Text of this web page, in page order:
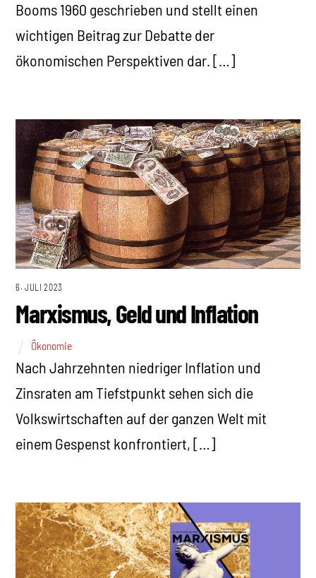
Booms 1960 geschrieben und stellt einen
wichtigen Beitrag zur Debatte der
ökonomischen Perspektiven dar. […]
6. JULI 2023
Marxismus, Geld und Inflation
Ökonomie
Nach Jahrzehnten niedriger Inflation und
Zinsraten am Tiefstpunkt sehen sich die
Volkswirtschaften auf der ganzen Welt mit
einem Gespenst konfrontiert, […]